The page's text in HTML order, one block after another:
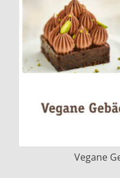
Vegane